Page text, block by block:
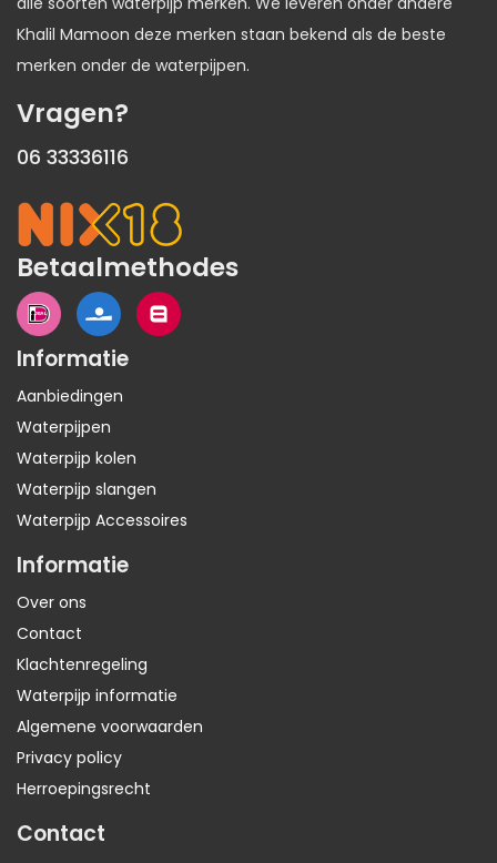
Khalil Mamoon deze merken staan bekend als de beste
merken onder de waterpijpen.
Vragen?
06 33336116
Betaalmethodes
Informatie
Aanbiedingen
Waterpijpen
Waterpijp kolen
Waterpijp slangen
Waterpijp Accessoires
Informatie
Over ons
Contact
Klachtenregeling
Waterpijp informatie
Algemene voorwaarden
Privacy policy
Herroepingsrecht
Contact